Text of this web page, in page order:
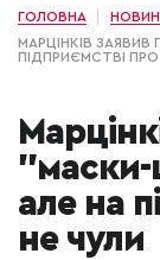
ГОЛОВНА
МАРЦІНКІВ
ПІДПРИЄМСТВІ
"маски-
але на
не чули